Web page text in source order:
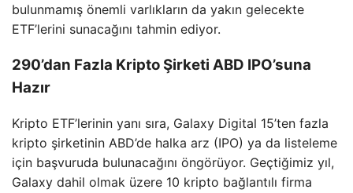
bulunmamış önemli varlıkların da yakın gelecekte
ETF’lerini sunacağını tahmin ediyor.
290’dan Fazla Kripto Şirketi ABD IPO’suna
Hazır
Kripto ETF’lerinin yanı sıra, Galaxy Digital 15’ten fazla
kripto şirketinin ABD’de halka arz (IPO) ya da listeleme
için başvuruda bulunacağını öngörüyor. Geçtiğimiz yıl,
Galaxy dahil olmak üzere 10 kripto bağlantılı firma